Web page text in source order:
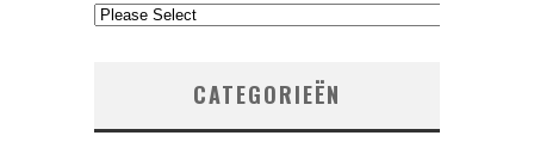
CATEGORIEËN